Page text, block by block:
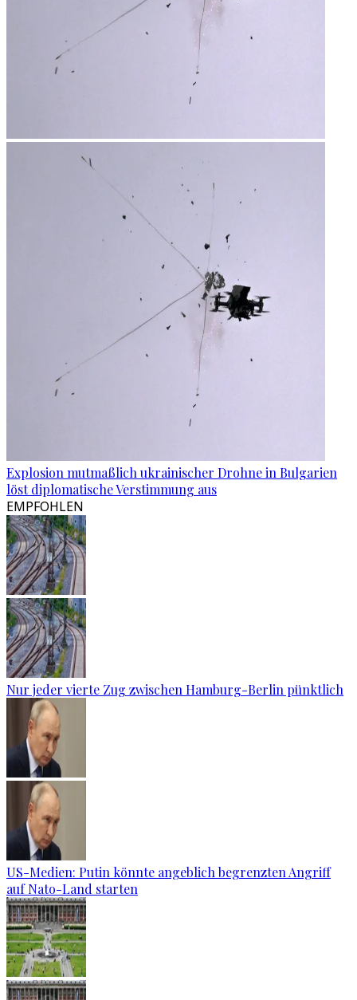
Explosion mutmaßlich ukrainischer Drohne in Bulgarien
löst diplomatische Verstimmung aus
EMPFOHLEN
Nur jeder vierte Zug zwischen Hamburg-Berlin pünktlich
US-Medien: Putin könnte angeblich begrenzten Angriff
auf Nato-Land starten